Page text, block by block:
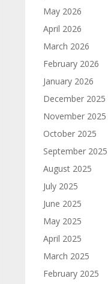
May 2026
April 2026
March 2026
February 2026
January 2026
December 2025
November 2025
October 2025
September 2025
August 2025
July 2025
June 2025
May 2025
April 2025
March 2025
February 2025